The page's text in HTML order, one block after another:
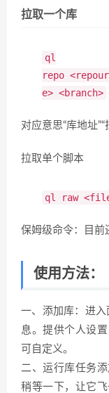
拉取一个库
ql
repo
e> <branch>
对应意思“库地址”“
拉取单个脚本
ql raw
保姆级命令：目前
使用方法：
一、添加库：进入
息。提供个人设
可自定义。
二、运行库任务
稍等一下，让它